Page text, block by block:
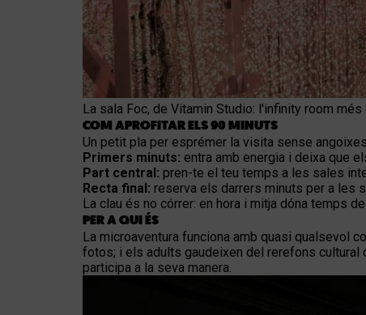
La sala Foc, de Vitamin Studio: l'infinity room més
COM APROFITAR ELS 90 MINUTS
Un petit pla per esprémer la visita sense
Primers minuts: entra amb energia i deixa que
Part central: pren-te el teu temps a les sales
Recta final: reserva els darrers minuts per a les
La clau és no córrer: en hora i mitja dóna temps
PER A QUI ÉS
La microaventura funciona amb quasi qualsevol
fotos; i els adults gaudeixen del rerefons cultural
participa a la seva manera.